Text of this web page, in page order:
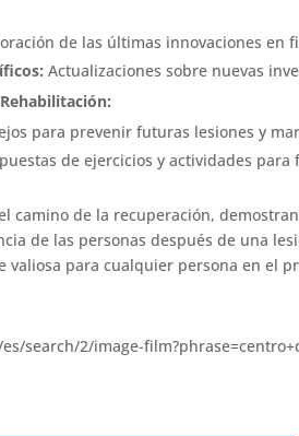
de las últimas innovaciones
Actualizaciones sobre nuevas
para prevenir futuras lesiones y
de ejercicios y actividades
camino de la recuperación,
de las personas después de una
valiosa para cualquier persona en el
search/2/image-